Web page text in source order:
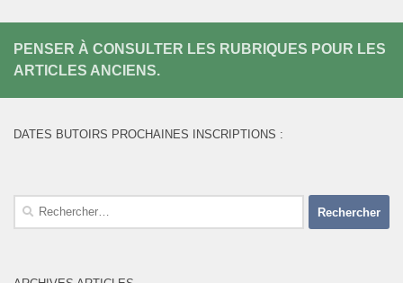
PENSER À CONSULTER LES RUBRIQUES POUR LES
ARTICLES ANCIENS.
DATES BUTOIRS PROCHAINES INSCRIPTIONS :
Rechercher :